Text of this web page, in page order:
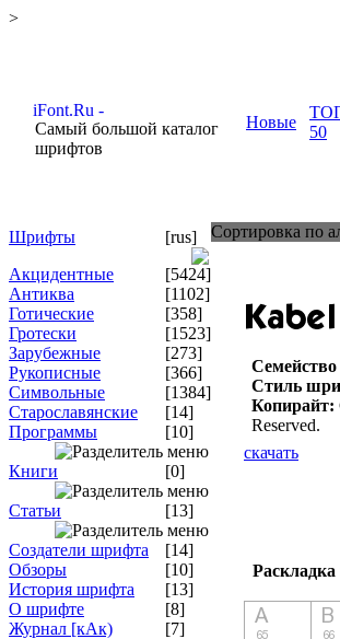
>
Самый большой каталог
шрифтов
Новые
50
Шрифты
[rus]
Акцидентные
[5424]
Антиква
[1102]
Готические
[358]
Гротески
[1523]
Зарубежные
[273]
Рукописные
[366]
Символьные
[1384]
Старославянские
[14]
Программы
[10]
Книги [0]
Статьи [13]
Создатели шрифта
[14]
Обзоры
[10]
История шрифта
[13]
О шрифте
[8]
Журнал [кАк)
[7]
Сортировка по
Стиль
Копирайт:
Reserved.
скачать